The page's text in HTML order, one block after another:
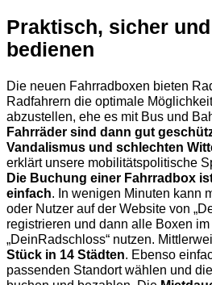
Praktisch, sicher
bedienen
Die neuen Fahrradboxen bieten
Radfahrern die optimale
abzustellen, ehe es mit Bus und
Fahrräder sind dann gut
Vandalismus und schlechten
erklärt unsere mobilitätspolitische
Die Buchung einer Fahrradbox
einfach. In wenigen Minuten kann
oder Nutzer auf der Website von
registrieren und dann alle Boxen
„DeinRadschloss“ nutzen.
Stück in 14 Städten. Ebenso
passenden Standort wählen und